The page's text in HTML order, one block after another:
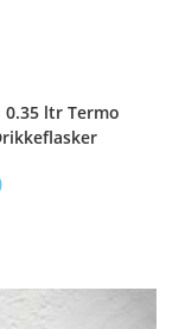
0.35 ltr Termo
Den
aktuelle